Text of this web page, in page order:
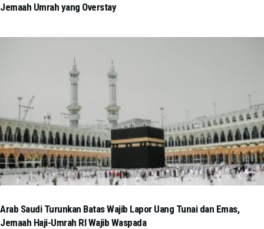
Jemaah Umrah yang Overstay
Arab Saudi Turunkan Batas Wajib Lapor Uang Tunai dan Emas,
Jemaah Haji-Umrah RI Wajib Waspada